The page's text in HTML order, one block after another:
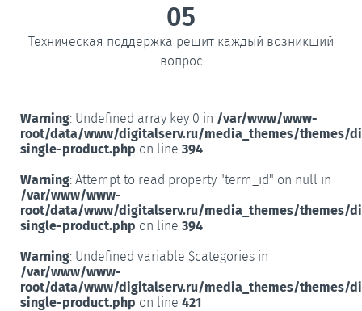
05
Техническая поддержка решит каждый возникший
вопрос
Warning: Undefined array key 0 in /var/www/www-
root/data/www/digitalserv.ru/media_themes/themes/
single-product.php on line 394
Warning: Attempt to read property "term_id" on null in
/var/www/www-
root/data/www/digitalserv.ru/media_themes/themes/
single-product.php on line 394
Warning: Undefined variable $categories in
/var/www/www-
root/data/www/digitalserv.ru/media_themes/themes/
single-product.php on line 421